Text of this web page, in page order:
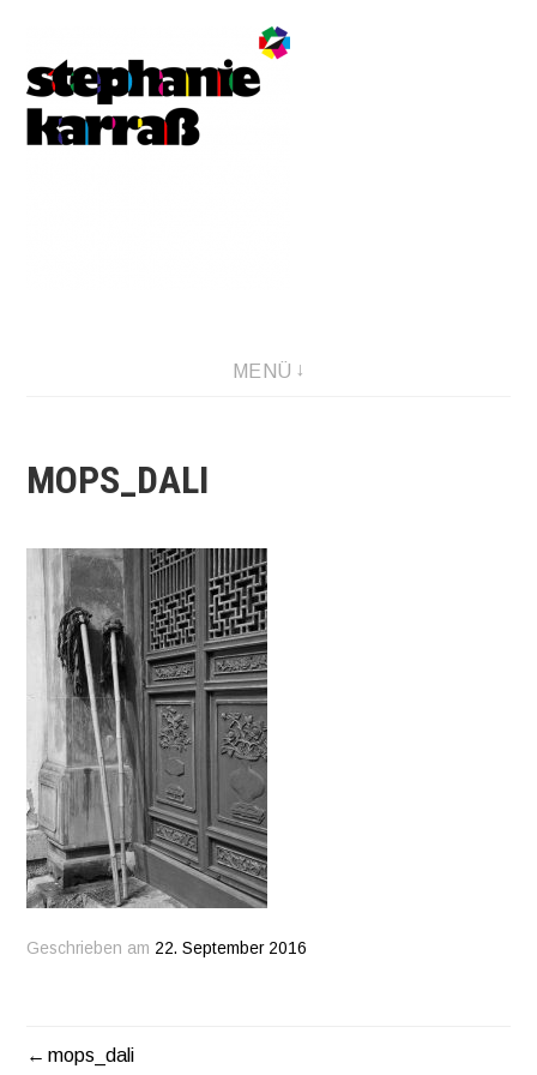
zum
Inhalt
MENÜ
MOPS_DALI
Geschrieben am 22. September 2016
mops_dali